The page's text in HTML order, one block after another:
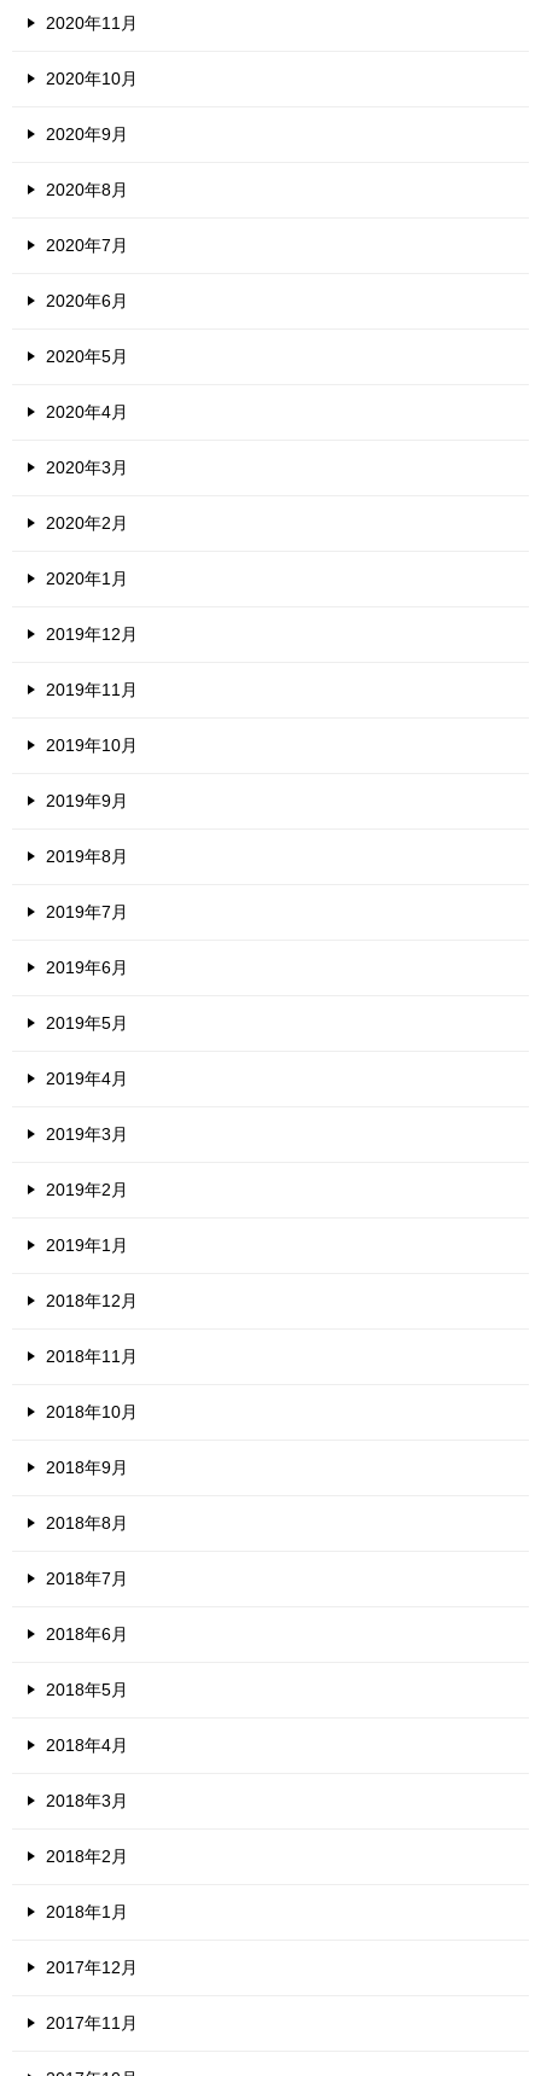
2020年11月
2020年10月
2020年9月
2020年8月
2020年7月
2020年6月
2020年5月
2020年4月
2020年3月
2020年2月
2020年1月
2019年12月
2019年11月
2019年10月
2019年9月
2019年8月
2019年7月
2019年6月
2019年5月
2019年4月
2019年3月
2019年2月
2019年1月
2018年12月
2018年11月
2018年10月
2018年9月
2018年8月
2018年7月
2018年6月
2018年5月
2018年4月
2018年3月
2018年2月
2018年1月
2017年12月
2017年11月